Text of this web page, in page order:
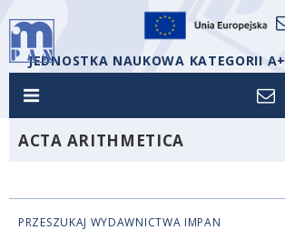
JEDNOSTKA NAUKOWA KATEGORII A+
ACTA ARITHMETICA
PRZESZUKAJ WYDAWNICTWA IMPAN